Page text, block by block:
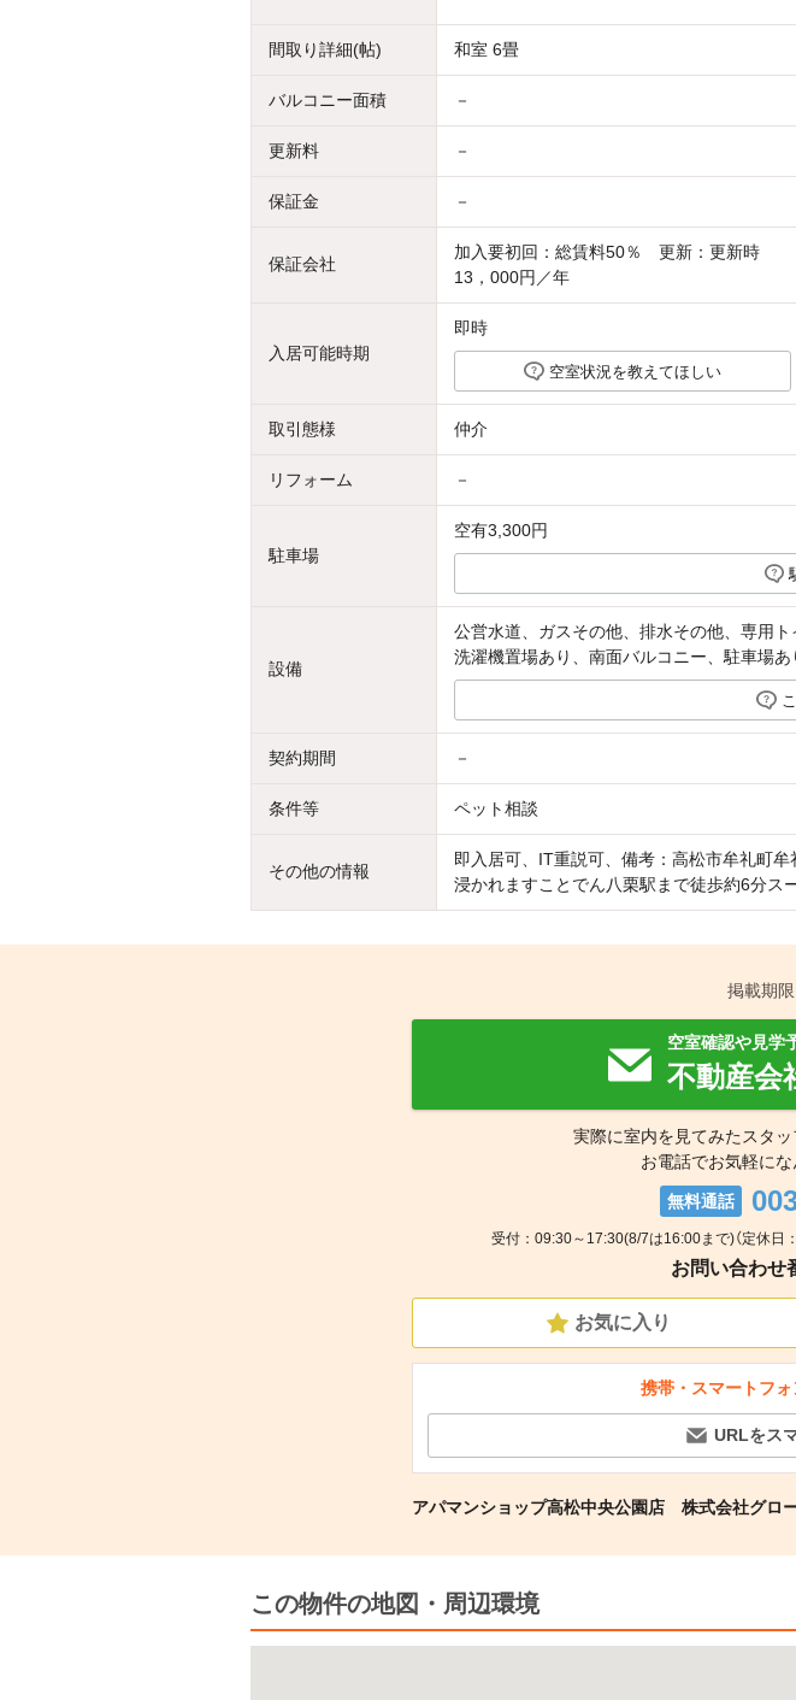
間取り詳細(帖) 和室 6畳
バルコニー面積 －
更新料 －
保証金 －
保証会社
加入要初回：総賃料50％ 更新：更新時
13，000円／年
入居可能時期
即時
空室状況を教えてほしい
取引態様 仲介
リフォーム －
駐車場
空有3,300円
設備
公営水道、ガスその他、排水その他、専用
洗濯機置場あり、南面バルコニー、駐車場あ
契約期間 －
条件等 ペット相談
その他の情報
即入居可、IT重説可、備考：高松市牟礼町
浸かれますことでん八栗駅まで徒歩約6分ス
掲載期
空室確認や見学
不動産会
実際に室内を見てみたスタ
お電話でお気軽にな
無料通話
受付：09:30～17:30(8/7は16:00まで)（定休日
お問い合わせ
お気に入り
携帯・スマートフ
URLをス
アパマンショップ高松中央公園店 株式会社グロ
この物件の地図・周辺環境